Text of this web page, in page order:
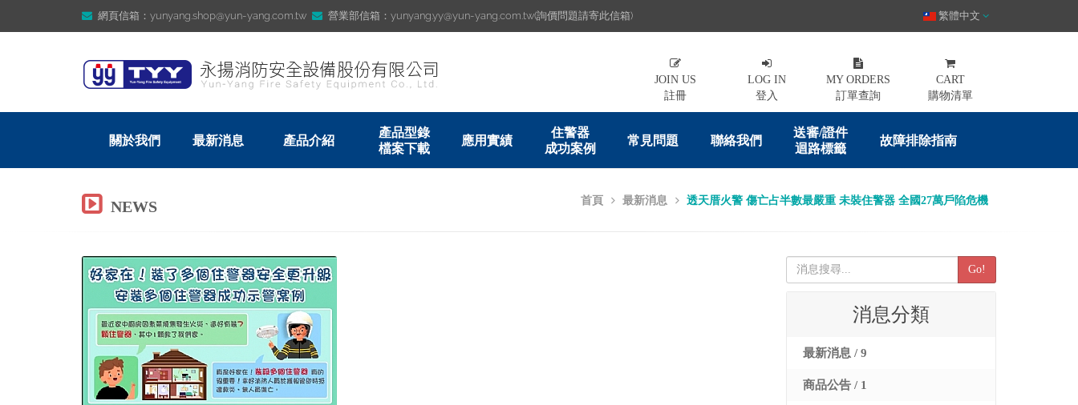
網頁信箱：yunyang.shop@yun-yang.com.tw 營業部信箱：yunyang.yy@yun-yang.com.tw(詢價問題請寄此信箱) 繁體中文
JOIN US
註冊
LOG IN
登入
MY ORDERS
訂單查詢
CART
購物清單
關於我們 最新消息 產品介紹
產品型錄
檔案下載
應用實績
住警器
成功案例
常見問題 聯絡我們
送審/證件
迴路標籤
故障排除指南
首頁 最新消息 透天厝火警 傷亡占半數最嚴重 未裝住警器 全國27萬戶陷危機
NEWS
Go!
消息分類
最新消息 / 9
商品公告 / 1